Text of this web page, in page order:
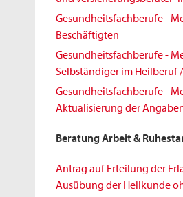
Gesundheitsfachberufe -
Beschäftigten
Gesundheitsfachberufe -
Selbständiger im Heilberuf
Gesundheitsfachberufe -
Aktualisierung der
Beratung Arbeit &
Antrag auf Erteilung der
Ausübung der Heilkunde